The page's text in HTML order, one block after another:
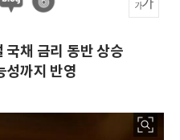
국채 금리 동반 상승
성까지 반영